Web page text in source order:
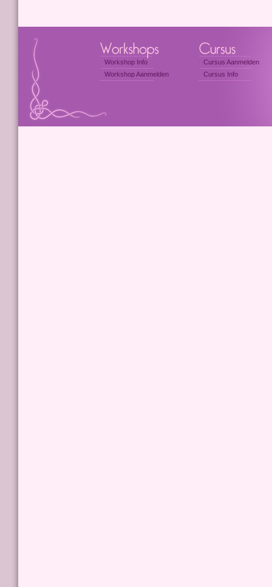
Workshop Info
Workshop Aanmelden
Cursus Aanmelden
Cursus Info